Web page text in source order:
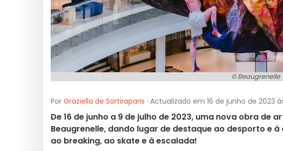
© Beaugrenelle
Por Graziella de Sortiraparis · Actualizado em 16 de junho de 2023
De 16 de junho a 9 de julho de 2023, uma nova obra de
Beaugrenelle, dando lugar de destaque ao desporto e
ao breaking, ao skate e à escalada!